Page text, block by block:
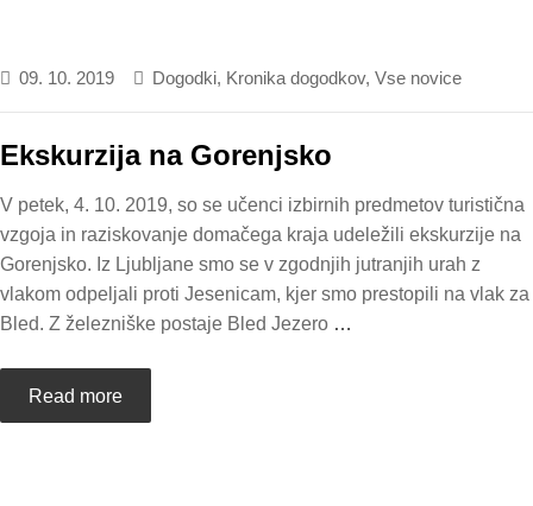
09. 10. 2019 Dogodki, Kronika dogodkov, Vse novice
Ekskurzija na Gorenjsko
V petek, 4. 10. 2019, so se učenci izbirnih predmetov turistična
vzgoja in raziskovanje domačega kraja udeležili ekskurzije na
Gorenjsko. Iz Ljubljane smo se v zgodnjih jutranjih urah z
vlakom odpeljali proti Jesenicam, kjer smo prestopili na vlak za
Bled. Z železniške postaje Bled Jezero …
Read more